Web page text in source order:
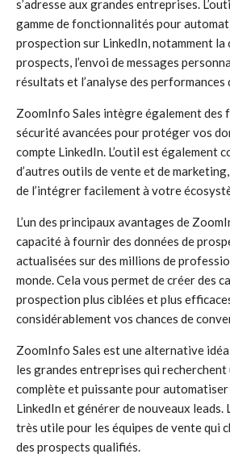
s’adresse aux grandes entreprises.
gamme de fonctionnalités pour
prospection sur LinkedIn, notamment
prospects, l’envoi de messages
résultats et l’analyse des performances
ZoomInfo Sales intègre également des
sécurité avancées pour protéger vos
compte LinkedIn. L’outil est également
d’autres outils de vente et de
de l’intégrer facilement à votre
L’un des principaux avantages de
capacité à fournir des données de
actualisées sur des millions de
monde. Cela vous permet de créer des
prospection plus ciblées et plus
considérablement vos chances de
ZoomInfo Sales est une alternative
les grandes entreprises qui
complète et puissante pour
LinkedIn et générer de nouveaux leads.
très utile pour les équipes de vente qui
des prospects qualifiés.